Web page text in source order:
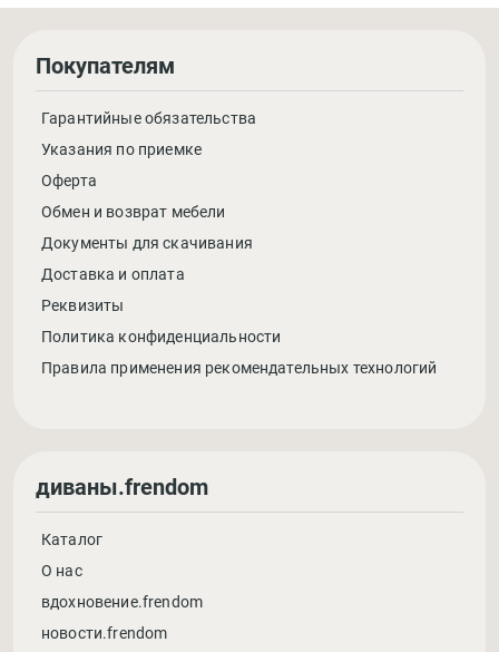
Покупателям
Гарантийные обязательства
Указания по приемке
Оферта
Обмен и возврат мебели
Документы для скачивания
Доставка и оплата
Реквизиты
Политика конфиденциальности
Правила применения рекомендательных технологий
диваны.frendom
Каталог
О нас
вдохновение.frendom
новости.frendom